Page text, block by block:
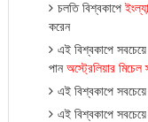
চলতি বিশ্বকাপে
করেন
এই বিশ্বকাপে
পানঅস্ট্রেলিয়ার মিচেল
এই বিশ্বকাপে
এই বিশ্বকাপে